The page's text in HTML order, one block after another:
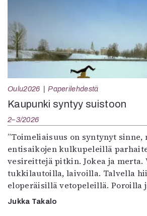
Oulu2026 Paperilehdestä
Kaupunki syntyy suistoon
2–3/2026
”Toimeliaisuus on syntynyt sinne,
entisaikojen kulkupeleillä
vesireittejä pitkin. Jokea ja
tukkilautoilla, laivoilla. Talvella
eloperäisillä vetopeleillä. Poroilla
Jukka Takalo